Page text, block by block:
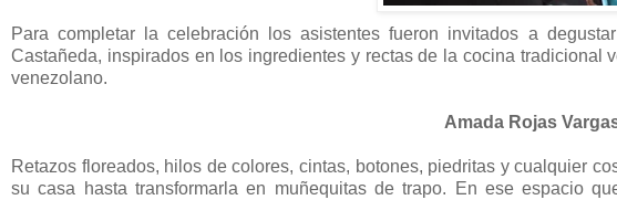
Para completar la celebración los asistentes fueron invitados a
Castañeda, inspirados en los ingredientes y rectas de la cocina tradicional
venezolano.
Amada Rojas
Retazos floreados, hilos de colores, cintas, botones, piedritas y cualquier
su casa hasta transformarla en muñequitas de trapo. En ese espacio